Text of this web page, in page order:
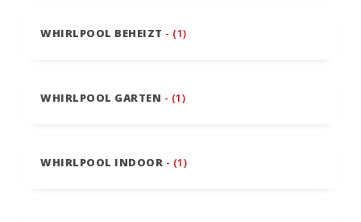
WHIRLPOOL BEHEIZT - (1)
WHIRLPOOL GARTEN - (1)
WHIRLPOOL INDOOR - (1)